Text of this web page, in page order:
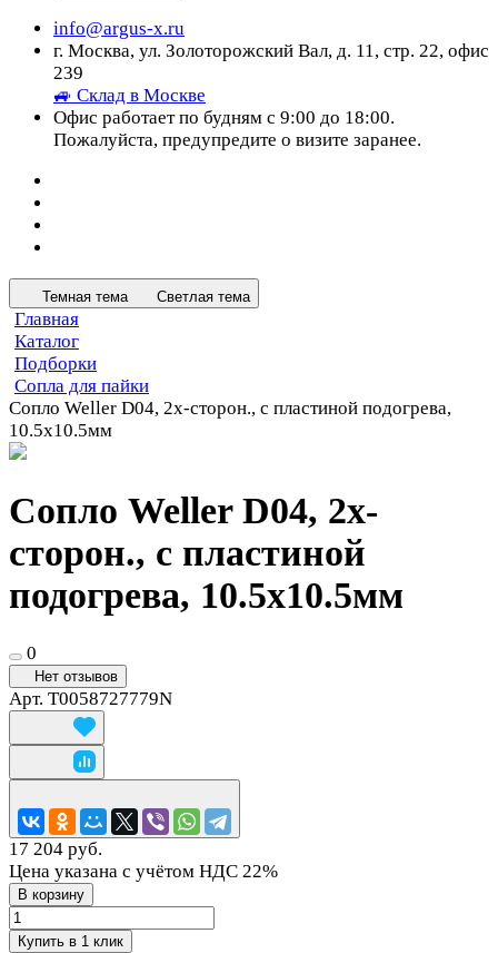
info@argus-x.ru
г. Москва, ул. Золоторожский Вал, д. 11, стр. 22, офис
239
🚙 Склад в Москве
Офис работает по будням с 9:00 до 18:00.
Пожалуйста, предупредите о визите заранее.
Темная тема Светлая тема
Главная
Каталог
Подборки
Сопла для пайки
Сопло Weller D04, 2х-сторон., с пластиной подогрева,
10.5х10.5мм
Сопло Weller D04, 2х-
сторон., с пластиной
подогрева, 10.5х10.5мм
0
Нет отзывов
Арт. T0058727779N
17 204 руб.
Цена указана с учётом НДС 22%
В корзину
Купить в 1 клик